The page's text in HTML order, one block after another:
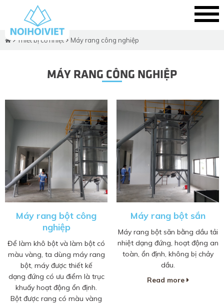
Thiết bị cơ nhiệt Máy rang công nghiệp
MÁY RANG CÔNG NGHIỆP
Máy rang bột công
nghiệp
Để làm khô bột và làm bột có
màu vàng, ta dùng máy rang
bột, máy được thiết kế
dạng đứng có ưu điểm là trục
khuấy hoạt động ổn định.
Bột được rang có màu vàng
Máy rang bột sắn
Máy rang bột săn bằng dầu tải
nhiệt dạng đứng, hoạt động an
toàn, ổn định, không bị chảy
dầu.
Read more